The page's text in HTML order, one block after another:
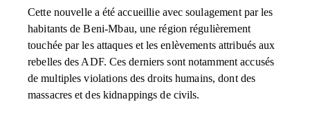
Cette nouvelle a été accueillie avec soulagement par les
habitants de Beni-Mbau, une région régulièrement
touchée par les attaques et les enlèvements attribués aux
rebelles des ADF. Ces derniers sont notamment accusés
de multiples violations des droits humains, dont des
massacres et des kidnappings de civils.